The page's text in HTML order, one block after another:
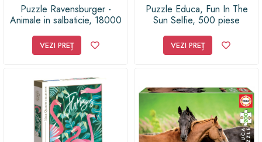
Puzzle Ravensburger -
Animale in salbaticie, 18000
VEZI PREȚ
Puzzle Educa, Fun In The
Sun Selfie, 500 piese
VEZI PREȚ